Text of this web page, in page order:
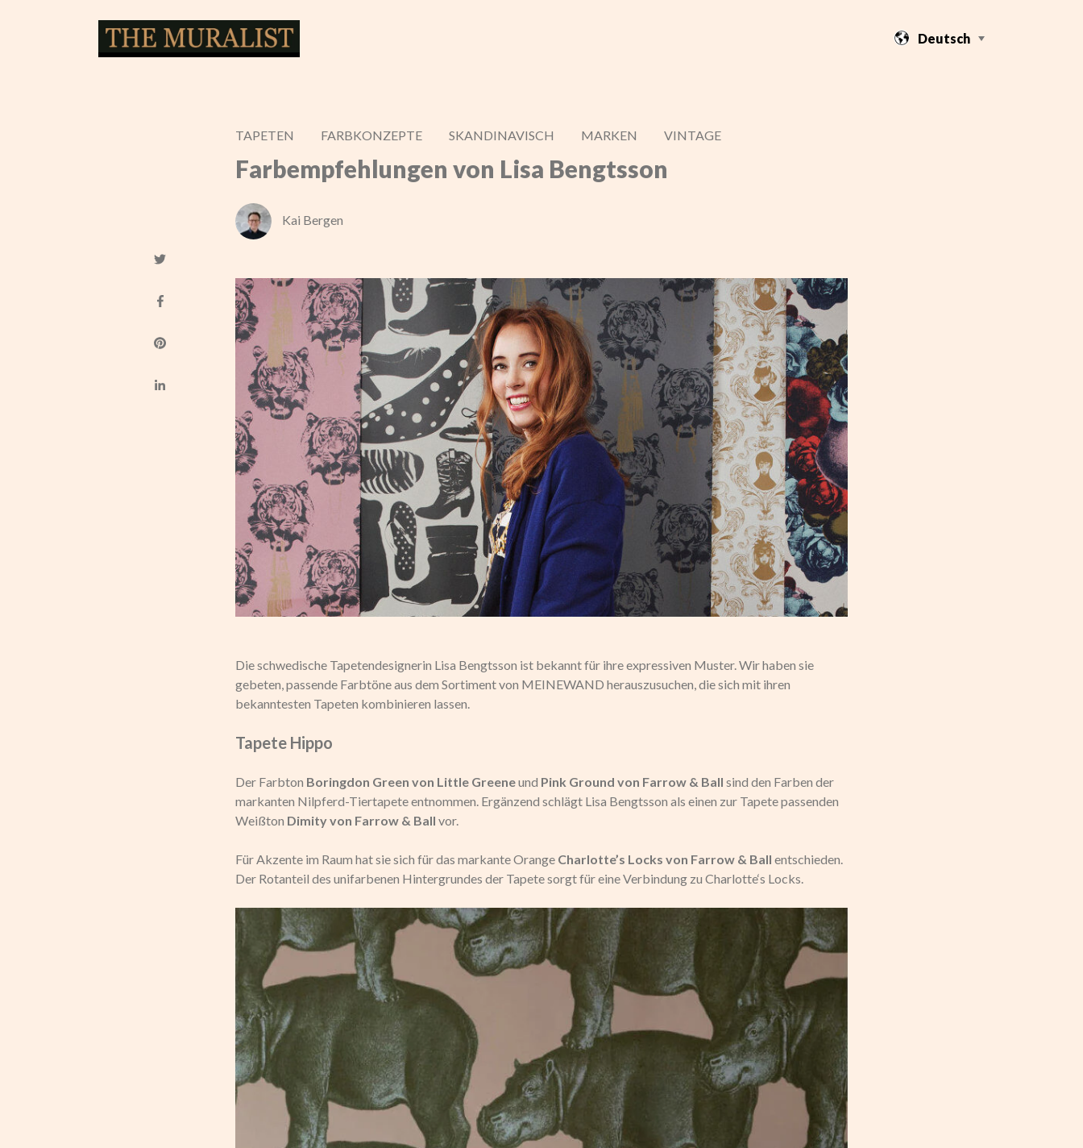
Deutsch
TAPETEN FARBKONZEPTE SKANDINAVISCH MARKEN VINTAGE
Farbempfehlungen von Lisa Bengtsson
Kai Bergen
Die schwedische Tapetendesignerin Lisa Bengtsson ist bekannt für ihre expressiven Muster. Wir haben sie
gebeten, passende Farbtöne aus dem Sortiment von MEINEWAND herauszusuchen, die sich mit ihren
bekanntesten Tapeten kombinieren lassen.
Tapete Hippo
Der Farbton Boringdon Green von Little Greeneund Pink Ground von Farrow & Ball sind den Farben der
markanten Nilpferd-Tiertapete entnommen. Ergänzend schlägt Lisa Bengtsson als einen zur Tapete passenden
Weißton Dimity von Farrow & Ball vor.
Für Akzente im Raum hat sie sich für das markante Orange Charlotte’s Locks von Farrow & Ball entschieden.
Der Rotanteil des unifarbenen Hintergrundes der Tapete sorgt für eine Verbindung zu Charlotte‘s Locks.